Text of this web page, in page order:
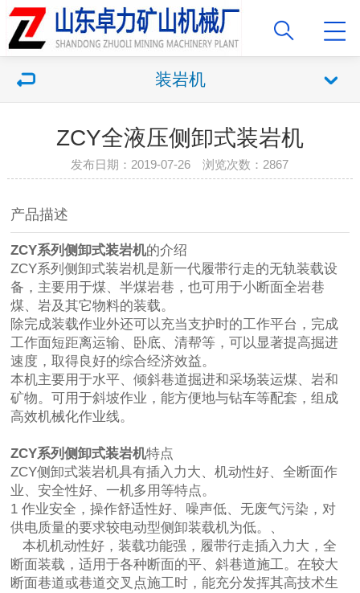
装岩机
ZCY全液压侧卸式装岩机
发布日期：2019-07-26 浏览次数：2867
产品描述
ZCY系列侧卸式装岩机的介绍
ZCY系列侧卸式装岩机是新一代履带行走的无轨装载设
备，主要用于煤、半煤岩巷，也可用于小断面全岩巷
煤、岩及其它物料的装载。
除完成装载作业外还可以充当支护时的工作平台，完成
工作面短距离运输、卧底、清帮等，可以显著提高掘进
速度，取得良好的综合经济效益。
本机主要用于水平、倾斜巷道掘进和采场装运煤、岩和
矿物。可用于斜坡作业，能方便地与钻车等配套，组成
高效机械化作业线。
ZCY系列侧卸式装岩机特点
ZCY侧卸式装岩机具有插入力大、机动性好、全断面作
业、安全性好、一机多用等特点。
1 作业安全，操作舒适性好、噪声低、无废气污染，对
供电质量的要求较电动型侧卸装载机为低。、
本机机动性好，装载功能强，履带行走插入力大，全
断面装载，适用于各种断面的平、斜巷道施工。在较大
断面巷道或巷道交叉点施工时，能充分发挥其高技术生